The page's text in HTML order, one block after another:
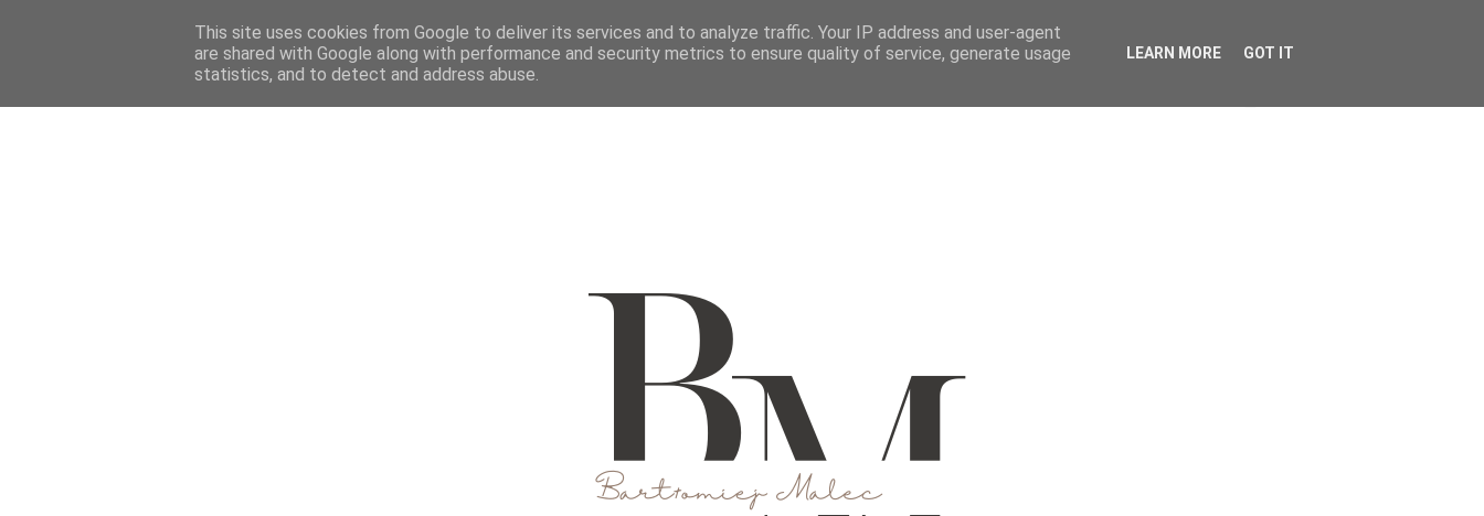
FELIETONY CYKLE WYWIADY PRELUDIUM O MNIE WSPÓŁPRACUJ KONTAKT
This site uses cookies from Google to deliver its services and to analyze traffic. Your IP address and user-agent
are shared with Google along with performance and security metrics to ensure quality of service, generate usage
statistics, and to detect and address abuse.
LEARN MORE GOT IT